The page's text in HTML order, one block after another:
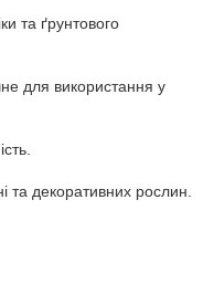
та ґрунтового
для використання у
та декоративних рослин.